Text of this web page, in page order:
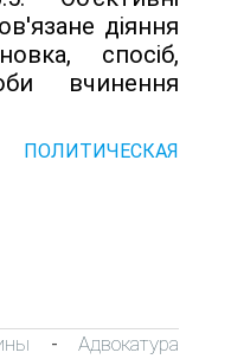
діяння
спосіб,
вчинення
-Адвокатура